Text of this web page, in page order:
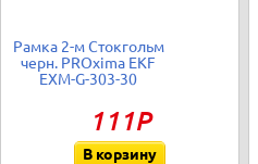
Рамка 2-м Стокгольм
черн. PROxima EKF
EXM-G-303-30
111Р
В корзину